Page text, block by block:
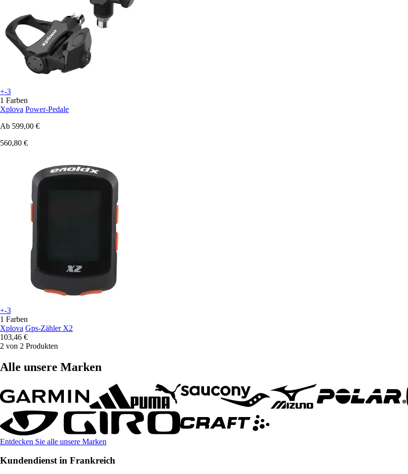
+-3
1 Farben
Xplova Power-Pedale
Ab 599,00 €
560,80 €
+-3
1 Farben
Xplova Gps-Zähler X2
103,46 €
2 von 2 Produkten
Alle unsere Marken
Entdecken Sie alle unsere Marken
Kundendienst in Frankreich